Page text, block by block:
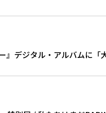
』デジタル・アルバムに